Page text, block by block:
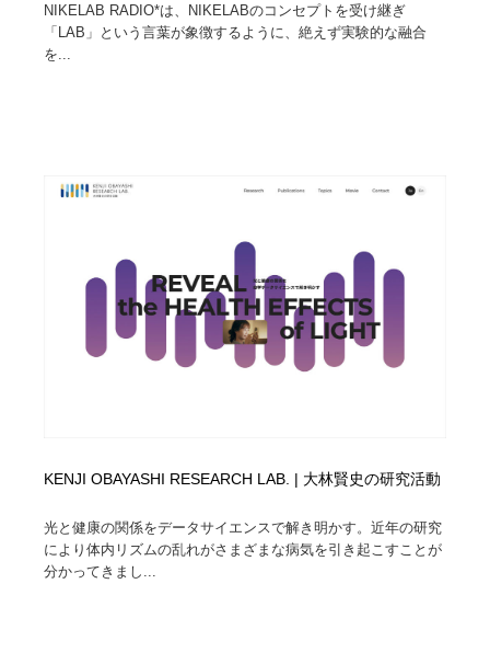
NIKELAB RADIO*は、NIKELABのコンセプトを受け継ぎ
「LAB」という言葉が象徴するように、絶えず実験的な融合
を...
KENJI OBAYASHI RESEARCH LAB. | 大林賢史の研究活動
光と健康の関係をデータサイエンスで解き明かす。近年の研究
により体内リズムの乱れがさまざまな病気を引き起こすことが
分かってきまし...